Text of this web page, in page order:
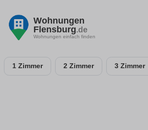
Wohnungen
Flensburg.de
Wohnungen einfach finden
1 Zimmer 2 Zimmer 3 Zimmer